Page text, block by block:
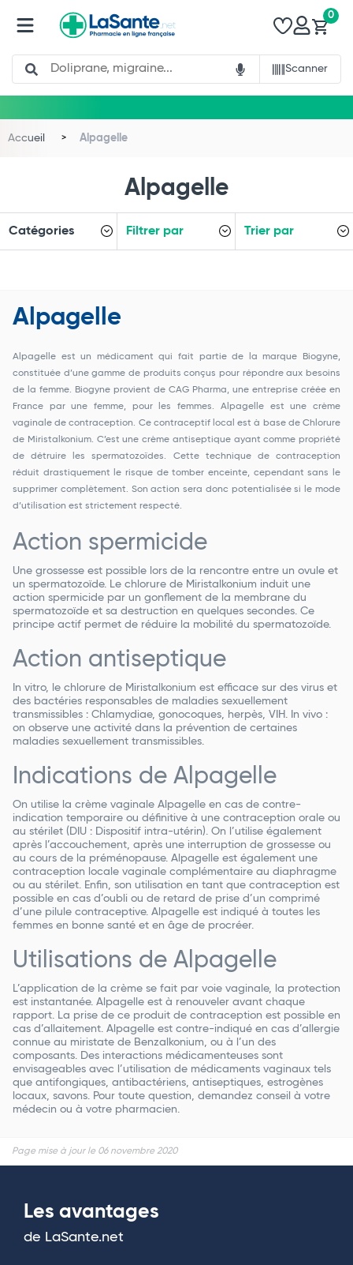
Search
Scanner
0
Total
Accueil Alpagelle
Alpagelle
Catégories Filtrer par Trier par
Alpagelle
Alpagelle est un médicament qui fait partie de la marque Biogyne,
constituée d’une gamme de produits conçus pour répondre aux besoins
de la femme. Biogyne provient de CAG Pharma, une entreprise créée en
France par une femme, pour les femmes. Alpagelle est une crème
vaginale de contraception. Ce contraceptif local est à base de Chlorure
de Miristalkonium. C’est une crème antiseptique ayant comme propriété
de détruire les spermatozoïdes. Cette technique de contraception
réduit drastiquement le risque de tomber enceinte, cependant sans le
supprimer complètement. Son action sera donc potentialisée si le mode
d’utilisation est strictement respecté.
Action spermicide
Une grossesse est possible lors de la rencontre entre un ovule et
un spermatozoïde. Le chlorure de Miristalkonium induit une
action spermicide par un gonflement de la membrane du
spermatozoïde et sa destruction en quelques secondes. Ce
principe actif permet de réduire la mobilité du spermatozoïde.
Action antiseptique
In vitro, le chlorure de Miristalkonium est efficace sur des virus et
des bactéries responsables de maladies sexuellement
transmissibles : Chlamydiae, gonocoques, herpès, VIH. In vivo :
on observe une activité dans la prévention de certaines
maladies sexuellement transmissibles.
Indications de Alpagelle
On utilise la crème vaginale Alpagelle en cas de contre-
indication temporaire ou définitive à une contraception orale ou
au stérilet (DIU : Dispositif intra-utérin). On l’utilise également
après l’accouchement, après une interruption de grossesse ou
au cours de la préménopause. Alpagelle est également une
contraception locale vaginale complémentaire au diaphragme
ou au stérilet. Enfin, son utilisation en tant que contraception est
possible en cas d’oubli ou de retard de prise d’un comprimé
d’une pilule contraceptive. Alpagelle est indiqué à toutes les
femmes en bonne santé et en âge de procréer.
Utilisations de Alpagelle
L’application de la crème se fait par voie vaginale, la protection
est instantanée. Alpagelle est à renouveler avant chaque
rapport. La prise de ce produit de contraception est possible en
cas d’allaitement. Alpagelle est contre-indiqué en cas d’allergie
connue au miristate de Benzalkonium, ou à l’un des
composants. Des interactions médicamenteuses sont
envisageables avec l’utilisation de médicaments vaginaux tels
que antifongiques, antibactériens, antiseptiques, estrogènes
locaux, savons. Pour toute question, demandez conseil à votre
médecin ou à votre pharmacien.
Page mise à jour le 06 novembre 2020
Les avantages
de LaSante.net